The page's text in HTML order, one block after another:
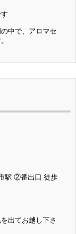
中で、アロマセ
駅 ②番出口 徒歩
出てお越し下さ